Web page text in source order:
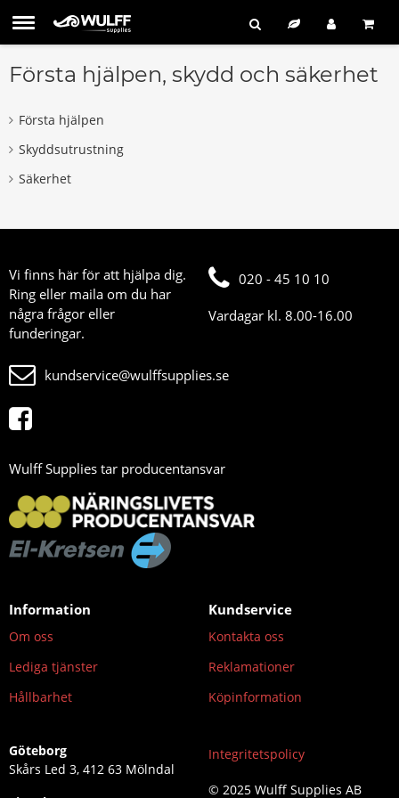
Första hjälpen, skydd och säkerhet
Första hjälpen
Skyddsutrustning
Säkerhet
Vi finns här för att hjälpa dig.
Ring eller maila om du har
några frågor eller
funderingar.
020 - 45 10 10
Vardagar kl. 8.00-16.00
kundservice@wulffsupplies.se
Wulff Supplies tar producentansvar
Information
Om oss
Lediga tjänster
Hållbarhet
Kundservice
Kontakta oss
Reklamationer
Köpinformation
Göteborg
Skårs Led 3, 412 63 Mölndal
Integritetspolicy
© 2025 Wulff Supplies AB